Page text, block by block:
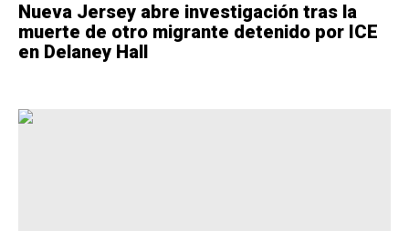
Nueva Jersey abre investigación tras la
muerte de otro migrante detenido por ICE
en Delaney Hall